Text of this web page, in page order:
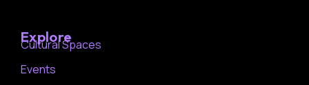
Explore
Cultural Spaces
Events